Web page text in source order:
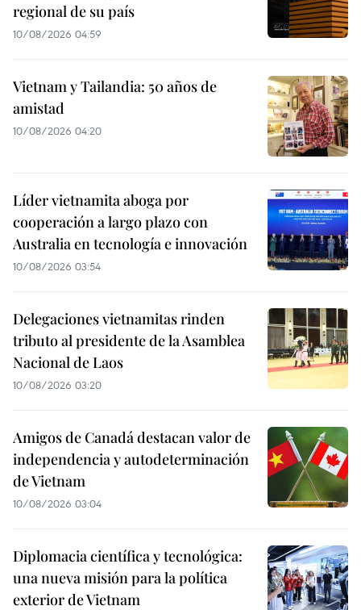
regional de su país
10/08/2026 04:59
Vietnam y Tailandia: 50 años de
amistad
10/08/2026 04:20
Líder vietnamita aboga por
cooperación a largo plazo con
Australia en tecnología e innovación
10/08/2026 03:54
Delegaciones vietnamitas rinden
tributo al presidente de la Asamblea
Nacional de Laos
10/08/2026 03:20
Amigos de Canadá destacan valor de
independencia y autodeterminación
de Vietnam
10/08/2026 03:04
Diplomacia científica y tecnológica:
una nueva misión para la política
exterior de Vietnam